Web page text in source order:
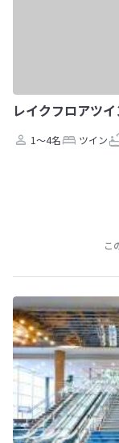
レイクフロアツ
1～4名 ツイン
こ